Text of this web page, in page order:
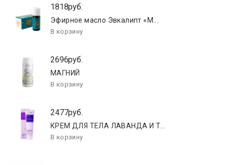
1818руб.
Эфирное масло Эвкалипт «М...
2696руб.
МАГНИЙ
2477руб.
КРЕМ ДЛЯ ТЕЛА ЛАВАНДА И Т...